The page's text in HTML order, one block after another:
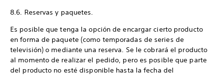
8.6. Reservas y paquetes.
Es posible que tenga la opción de encargar cierto producto
en forma de paquete (como temporadas de series de
televisión) o mediante una reserva. Se le cobrará el producto
al momento de realizar el pedido, pero es posible que parte
del producto no esté disponible hasta la fecha del